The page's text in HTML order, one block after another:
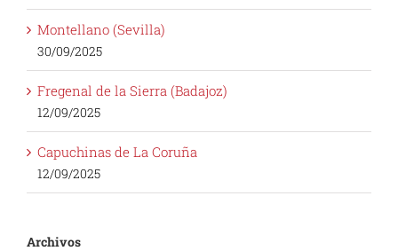
Montellano (Sevilla)
30/09/2025
Fregenal de la Sierra (Badajoz)
12/09/2025
Capuchinas de La Coruña
12/09/2025
Archivos